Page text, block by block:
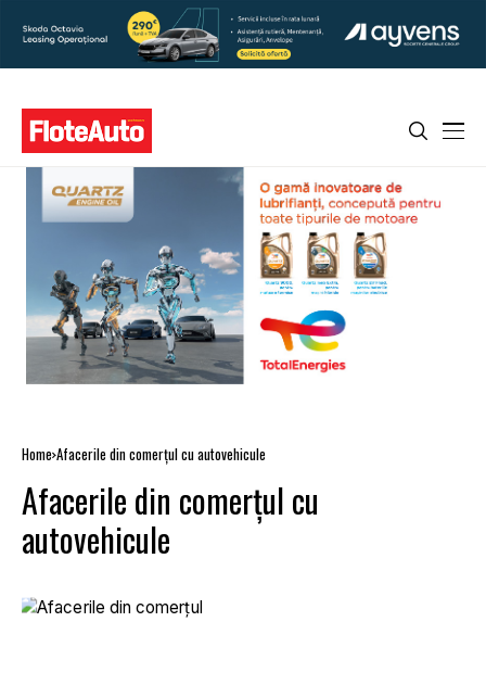
Home Afacerile din comerţul cu autovehicule
Afacerile din comerţul cu
autovehicule